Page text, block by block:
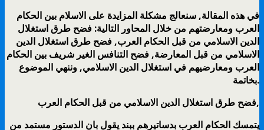
العرب ومعارضتهم من خلال المحاور التالية: فضح طرق استغلال
الدين الاسلامي من قبل الحكام العرب, فضح طرق استغلال الدين
الاسلامي من قبل المعارضة, فضح التنافس الغير شريف بين الحكام
العرب ومعارضيهم في استغلال الدين الاسلامي, وننهي الموضوع
بخاتمة.
فضح طرق استغلال الدين الاسلامي من قبل الحكام العرب,